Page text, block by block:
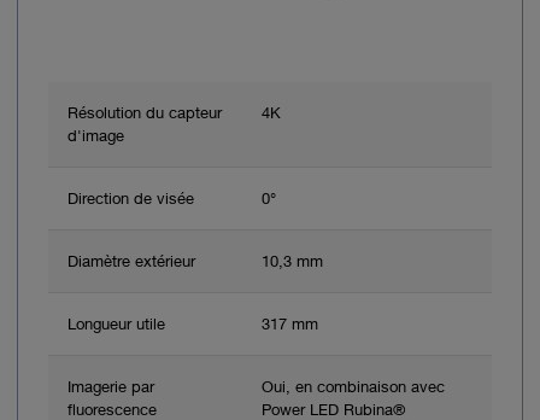
Résolution du capteur
d'image
4K
Direction de visée 0°
Diamètre extérieur 10,3 mm
Longueur utile 317 mm
Imagerie par
fluorescence
Oui, en combinaison avec
Power LED Rubina®